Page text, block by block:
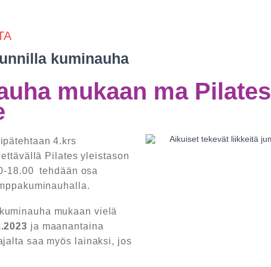
kuminauha
mukaan ma Pilates
4.krs
Pilates yleistason
18.00 tehdään osa
mukaan vielä
ja maanantaina
saa myös lainaksi, jos